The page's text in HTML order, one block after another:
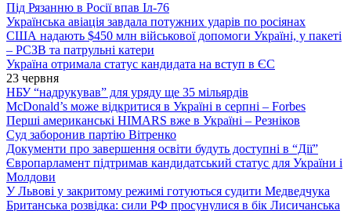
Під Рязанню в Росії впав Іл-76
Українська авіація завдала потужних ударів по росіянах
США надають $450 млн військової допомоги Україні, у пакеті
– РСЗВ та патрульні катери
Україна отримала статус кандидата на вступ в ЄС
23 червня
НБУ “надрукував” для уряду ще 35 мільярдів
McDonald’s може відкритися в Україні в серпні – Forbes
Перші американські HIMARS вже в Україні – Резніков
Суд заборонив партію Вітренко
Документи про завершення освіти будуть доступні в “Дії”
Європарламент підтримав кандидатський статус для України і
Молдови
У Львові у закритому режимі готуються судити Медведчука
Британська розвідка: сили РФ просунулися в бік Лисичанська